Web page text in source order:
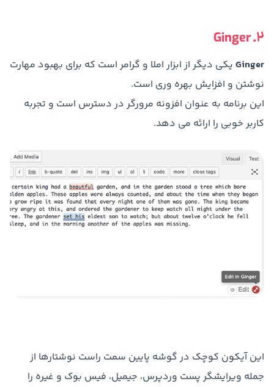
2. Ginger
Ginger یکی دیگر از ابزار املا و گرامر است که برای بهبود مهارت
نوشتن و افزایش بهره وری است.
این برنامه به عنوان افزونه مرورگر در دسترس است و تجربه
کاربر خوبی را ارائه می دهد.
این آیکون کوچک در گوشه پایین سمت راست نوشتارها از
جمله ویرایشگر پست وردپرس، جیمیل، فیس بوک و غیره را